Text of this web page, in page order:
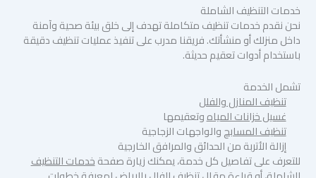
خدمات التنظيف الشاملة
نحن نقدم خدمات تنظيف متكاملة تهدف إلى خلق بيئة صحية وآمنة
داخل منزلك أو منشأتك. فريقنا مدرب على تنفيذ عمليات تنظيف دقيقة
باستخدام أدوات تعقيم حديثة.
تشمل الخدمة
تنظيف المنازل والفلل
غسيل خزانات المياهوتعقيمها
تنظيف المسابحوالواجهات الزجاجية
إزالة الأتربة من الحدائق والمرافق الخارجية
للتعرف على تفاصيل كل خدمة، يمكنك زيارة صفحةخدمات التنظيف